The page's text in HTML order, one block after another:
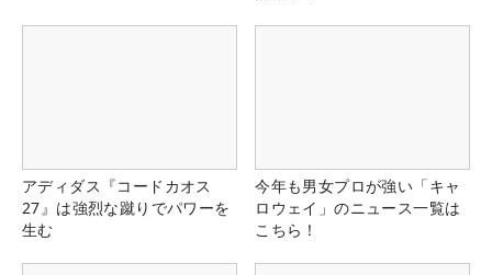
アディダス『コードカオス
27』は強烈な蹴りでパワーを
生む
今年も男女プロが強い「キャ
ロウェイ」のニュース一覧は
こちら！